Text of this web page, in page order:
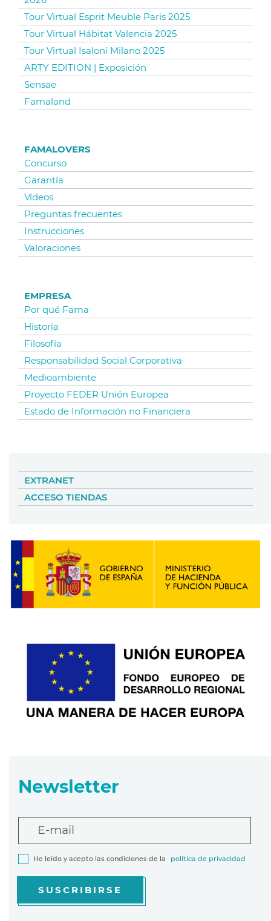
Tour Virtual Esprit Meuble Paris 2025
Tour Virtual Hábitat Valencia 2025
Tour Virtual Isaloni Milano 2025
ARTY EDITION | Exposición
Sensae
Famaland
FAMALOVERS
Concurso
Garantía
Vídeos
Preguntas frecuentes
Instrucciones
Valoraciones
EMPRESA
Por qué Fama
Historia
Filosofía
Responsabilidad Social Corporativa
Medioambiente
Proyecto FEDER Unión Europea
Estado de Información no Financiera
EXTRANET
ACCESO TIENDAS
Newsletter
E-mail
He leído y acepto las condiciones de la política de privacidad
SUSCRIBIRSE